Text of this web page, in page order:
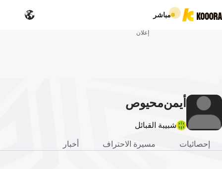
مباشر
إعلان
أيمنمحيوص
شبيبة القبائل
إحصائيات مسيرة الاحتراف أخبار